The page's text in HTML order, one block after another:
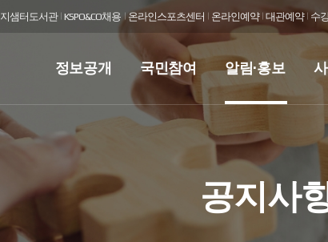
지샘터도서관 KSPO&CO채용 온라인스포츠센터 온라인예약 대관예약 수
정보공개 국민참여 알림·홍보
공지사